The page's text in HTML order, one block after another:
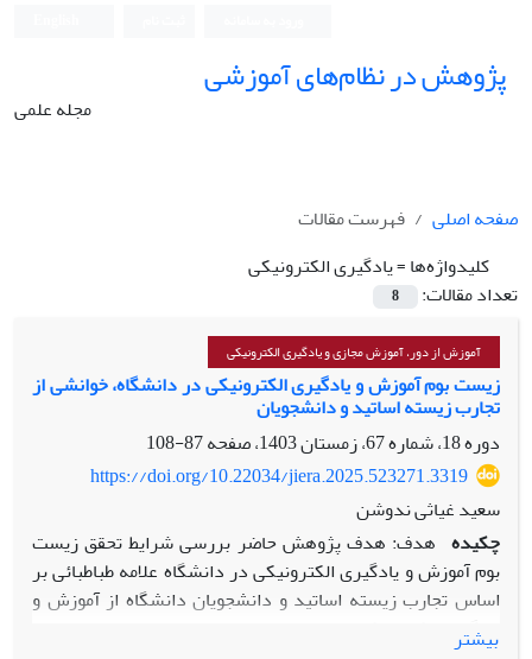
پژوهش در نظام‌های آموزشی
مجله علمی
صفحه اصلی
فهرست مقالات
کلیدواژه‌ها =یادگیری الکترونیکی
تعداد مقالات:
8
آموزش از دور، آموزش مجازی و یادگیری الکترونیکی
زیست بوم آموزش و یادگیری الکترونیکی در دانشگاه، خوانشی از
تجارب زیسته اساتید و دانشجویان
دوره 18، شماره 67، زمستان 1403، صفحه
87-108
https://doi.org/10.22034/jiera.2025.523271.3319
سعید غیاثی ندوشن
چکیده هدف: هدف پژوهش حاضر بررسی شرایط تحقق زیست
بوم آموزش و یادگیری الکترونیکی در دانشگاه علامه طباطبائی بر
اساس تجارب زیسته اساتید و دانشجویان دانشگاه از آموزش و
یادگیری الکترونیکی است
بیشتر